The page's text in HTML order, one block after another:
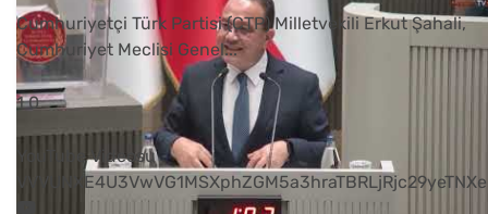
Cumhuriyetçi Türk Partisi (CTP) Milletvekili Erkut Şahali,
Cumhuriyet Meclisi Genel...
1 0
YouTube Videosu